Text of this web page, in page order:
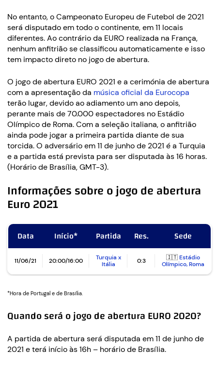
No entanto, o Campeonato Europeu de Futebol de 2021
será disputado em todo o continente, em 11 locais
diferentes. Ao contrário da EURO realizada na França,
nenhum anfitrião se classificou automaticamente e isso
tem impacto direto no jogo de abertura.
O jogo de abertura EURO 2021 e a cerimónia de abertura
com a apresentação da música oficial da Eurocopa
terão lugar, devido ao adiamento um ano depois,
perante mais de 70.000 espectadores no Estádio
Olímpico de Roma. Com a seleção italiana, o anfitrião
ainda pode jogar a primeira partida diante de sua
torcida. O adversário em 11 de junho de 2021 é a Turquia
e a partida está prevista para ser disputada às 16 horas.
(Horário de Brasília, GMT-3).
Informações sobre o jogo de abertura
Euro 2021
Data Início* Partida Res. Sede
11/06/21 20:00/16:00
Turquia x
Itália
0:3 🇮🇹Estádio
Olímpico, Roma
*Hora de Portugal e de Brasília.
Quando será o jogo de abertura EURO 2020?
A partida de abertura será disputada em 11 de junho de
2021 e terá início às 16h – horário de Brasília.